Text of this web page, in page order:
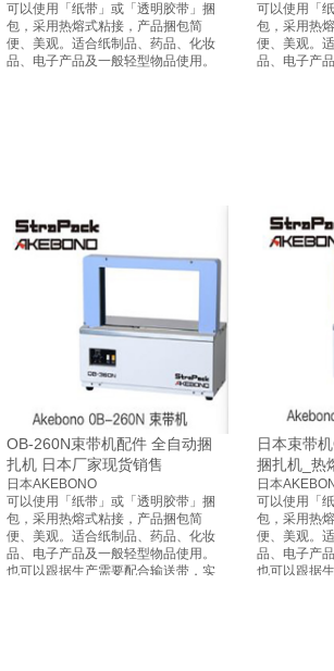
可以使用「纸带」或「透明胶带」捆
包，采用热熔式粘接，产品捆包简
便、美观。适合纸制品、药品、化妆
品、电子产品及一般轻型物品使用。
可以使用「
包，采用热
便、美观。
品、电子产
OB-260N束带机配件 全自动捆
扎机 日本厂家现货销售
日本AKEBONO
可以使用「纸带」或「透明胶带」捆
包，采用热熔式粘接，产品捆包简
便、美观。适合纸制品、药品、化妆
品、电子产品及一般轻型物品使用。
也可以跟据生产需要配合输送带，实
日本束带
捆扎机_热
日本
可以使用「
包，采用热
便、美观。
品、电子产
也可以跟据